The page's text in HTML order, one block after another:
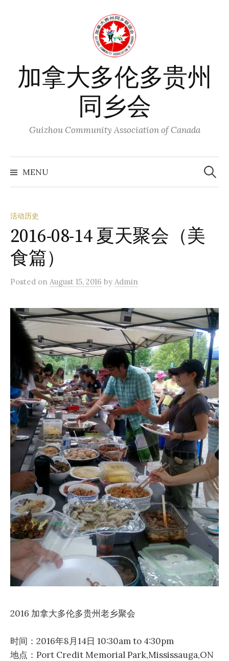
加拿大多伦多贵州
同乡会
Guizhou Community Association of Canada
MENU
Search
for:
活动历史
2016-08-14 夏天聚会（美
食篇）
Posted on August 15, 2016 by Admin
2016 加拿大多伦多贵州老乡聚会
时间：2016年8月14日 10:30am to 4:30pm
地点：Port Credit Memorial Park,Mississauga,ON